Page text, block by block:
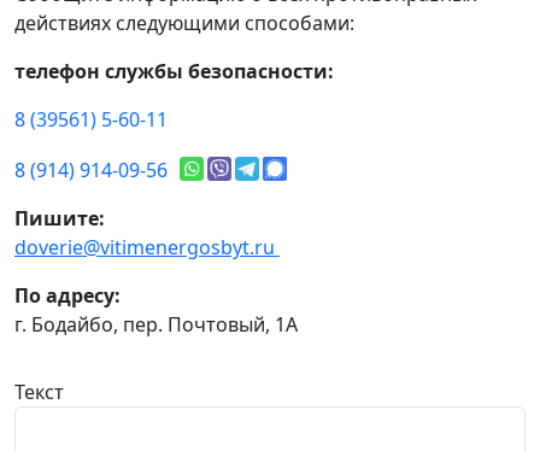
действиях следующими способами:
телефон службы безопасности:
8 (39561) 5-60-11
8 (914) 914-09-56
Пишите:
doverie@vitimenergosbyt.ru
По адресу:
г. Бодайбо, пер. Почтовый, 1А
Текст